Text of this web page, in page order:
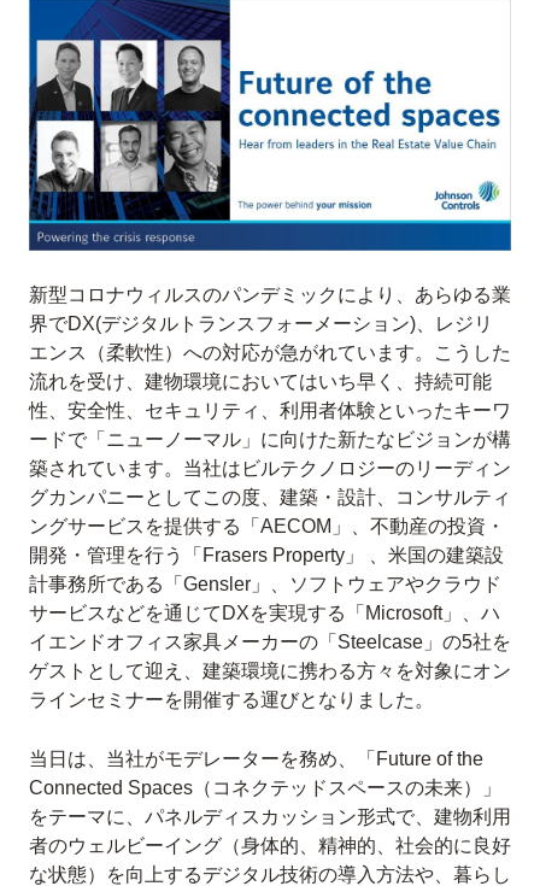
新型コロナウィルスのパンデミックにより、あらゆる業
界でDX(デジタルトランスフォーメーション)、レジリ
エンス（柔軟性）への対応が急がれています。こうした
流れを受け、建物環境においてはいち早く、持続可能
性、安全性、セキュリティ、利用者体験といったキーワ
ードで「ニューノーマル」に向けた新たなビジョンが構
築されています。当社はビルテクノロジーのリーディン
グカンパニーとしてこの度、建築・設計、コンサルティ
ングサービスを提供する「AECOM」、不動産の投資・
開発・管理を行う「Frasers Property」 、米国の建築設
計事務所である「Gensler」、ソフトウェアやクラウド
サービスなどを通じてDXを実現する「Microsoft」、ハ
イエンドオフィス家具メーカーの「Steelcase」の5社を
ゲストとして迎え、建築環境に携わる方々を対象にオン
ラインセミナーを開催する運びとなりました。
当日は、当社がモデレーターを務め、「Future of the
Connected Spaces（コネクテッドスペースの未来）」
をテーマに、パネルディスカッション形式で、建物利用
者のウェルビーイング（身体的、精神的、社会的に良好
な状態）を向上するデジタル技術の導入方法や、暮らし